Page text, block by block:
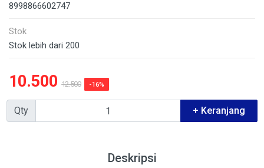
8998866602747
Stok
Stok lebih dari 200
10.500 12.500 -16%
Qty + Keranjang
Deskripsi